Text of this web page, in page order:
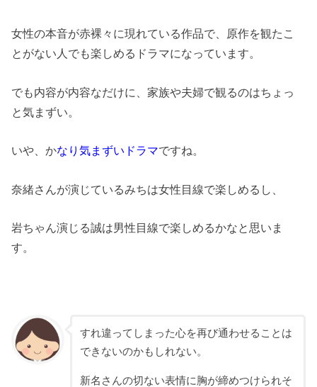
女性の本音が赤裸々に現れている作品で、原作を観たこ
とがない人でも楽しめるドラマになっています。
でも内容が内容なだけに、家族や夫婦で観るのはちょっ
と気まずい。
いや、かなり気まずいドラマですね。
奈緒さんが演じているみちは女性目線で楽しめるし、
岩ちゃん演じる誠は男性目線で楽しめるかなと思いま
す。
すれ違ってしまった心を再び通わせることは
できないのかもしれない。
新名さんの切ない表情に胸が締めつけられそ